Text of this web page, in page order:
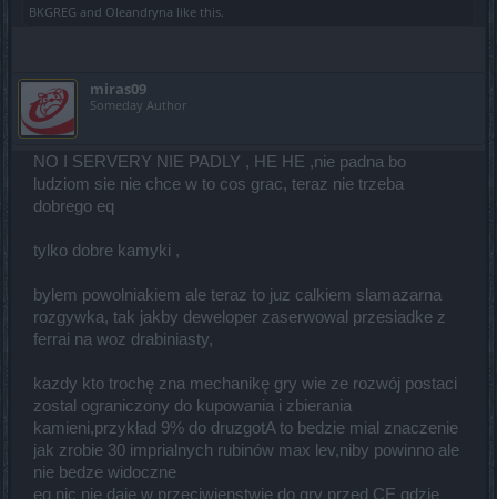
BKGREG and Oleandryna like this.
miras09
Someday Author
NO I SERVERY NIE PADLY , HE HE ,nie padna bo
ludziom sie nie chce w to cos grac, teraz nie trzeba
dobrego eq
tylko dobre kamyki ,
bylem powolniakiem ale teraz to juz calkiem slamazarna
rozgywka, tak jakby deweloper zaserwowal przesiadke z
ferrai na woz drabiniasty,
kazdy kto trochę zna mechanikę gry wie ze rozwój postaci
zostal ograniczony do kupowania i zbierania
kamieni,przykład 9% do druzgotA to bedzie mial znaczenie
jak zrobie 30 imprialnych rubinów max lev,niby powinno ale
nie bedze widoczne
eq nic nie daje w przeciwienstwie do gry przed CE gdzie